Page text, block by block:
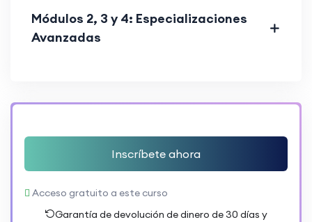
Módulos 2, 3 y 4: Especializaciones
Avanzadas
Inscríbete ahora
Acceso gratuito a este curso
Garantía de devolución de dinero de 30 días y